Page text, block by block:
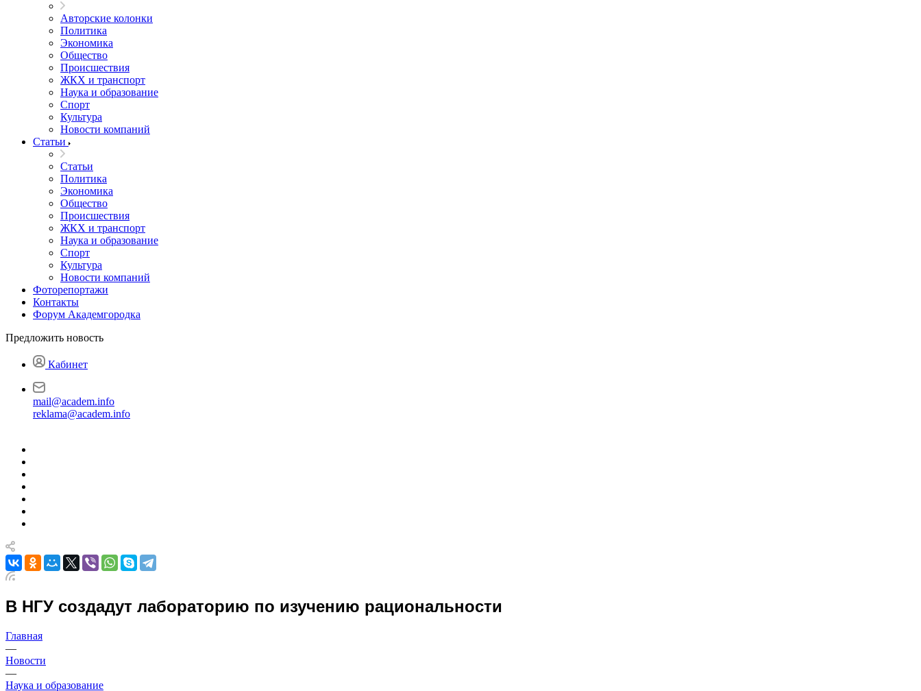
Авторские колонки
Политика
Экономика
Общество
Происшествия
ЖКХ и транспорт
Наука и образование
Спорт
Культура
Новости компаний
Статьи
Статьи
Политика
Экономика
Общество
Происшествия
ЖКХ и транспорт
Наука и образование
Спорт
Культура
Новости компаний
Фоторепортажи
Контакты
Форум Академгородка
Предложить новость
Кабинет
mail@academ.info
reklama@academ.info
В НГУ создадут лабораторию по изучению рациональности
Главная
—
Новости
—
Наука и образование